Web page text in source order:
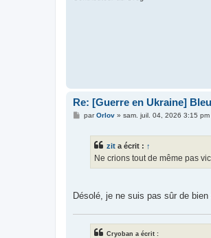
Re: [Guerre en Ukraine]
MparOrlov» sam. juil. 04, 2026 3:15 pm
zit a écrit : ↑
Ne crions tout de même pas
Désolé, je ne suis pas sûr de
Cryoban a écrit :